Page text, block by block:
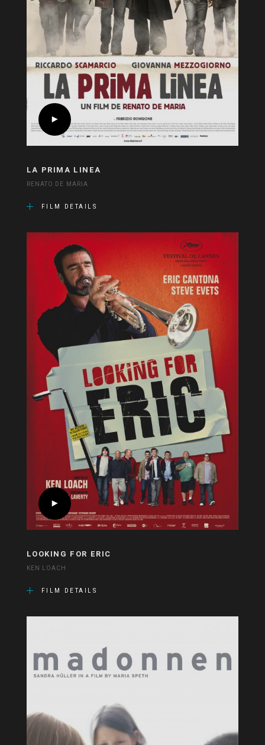
LA PRIMA LINEA
RENATO DE MARIA
FILM DETAILS
LOOKING FOR ERIC
KEN LOACH
FILM DETAILS